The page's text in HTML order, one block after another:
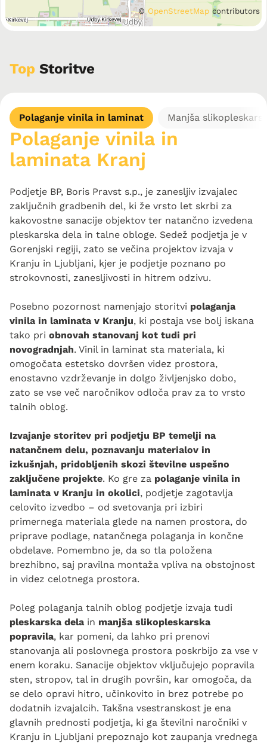
© OpenStreetMap contributors
Top Storitve
Polaganje vinila in laminat Manjša
Polaganje vinila in
laminata Kranj
Podjetje BP, Boris Pravst s.p., je zanesljiv izvajalec
zaključnih gradbenih del, ki že vrsto let skrbi za
kakovostne sanacije objektov ter natančno izvedena
pleskarska dela in talne obloge. Sedež podjetja je v
Gorenjski regiji, zato se večina projektov izvaja v
Kranju in Ljubljani, kjer je podjetje poznano po
strokovnosti, zanesljivosti in hitrem odzivu.
Posebno pozornost namenjajo storitvi polaganja
vinila in laminata v Kranju, ki postaja vse bolj iskana
tako pri obnovah stanovanj kot tudi pri
novogradnjah. Vinil in laminat sta materiala, ki
omogočata estetsko dovršen videz prostora,
enostavno vzdrževanje in dolgo življenjsko dobo,
zato se vse več naročnikov odloča prav za to vrsto
talnih oblog.
Izvajanje storitev pri podjetju BP temelji na
natančnem delu, poznavanju materialov in
izkušnjah, pridobljenih skozi številne uspešno
zaključene projekte. Ko gre za polaganje vinila in
laminata v Kranju in okolici, podjetje zagotavlja
celovito izvedbo – od svetovanja pri izbiri
primernega materiala glede na namen prostora, do
priprave podlage, natančnega polaganja in končne
obdelave. Pomembno je, da so tla položena
brezhibno, saj pravilna montaža vpliva na obstojnost
in videz celotnega prostora.
Poleg polaganja talnih oblog podjetje izvaja tudi
pleskarska dela in manjša slikopleskarska
popravila, kar pomeni, da lahko pri prenovi
stanovanja ali poslovnega prostora poskrbijo za vse v
enem koraku. Sanacije objektov vključujejo popravila
sten, stropov, tal in drugih površin, kar omogoča, da
se delo opravi hitro, učinkovito in brez potrebe po
dodatnih izvajalcih. Takšna vsestranskost je ena
glavnih prednosti podjetja, ki ga številni naročniki v
Kranju in Ljubljani prepoznajo kot zaupanja vrednega